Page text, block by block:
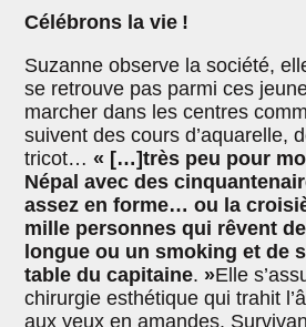
Célébrons la vie !
Suzanne observe la société,
se retrouve pas parmi ces
marcher dans les centres
suivent des cours d’aquarelle,
tricot…« […]très peu pour
Népal avec des
assez en forme… ou la
mille personnes qui rêvent
longue ou un smoking et de
table du capitaine. »Elle
chirurgie esthétique qui trahit
aux yeux en amandes.